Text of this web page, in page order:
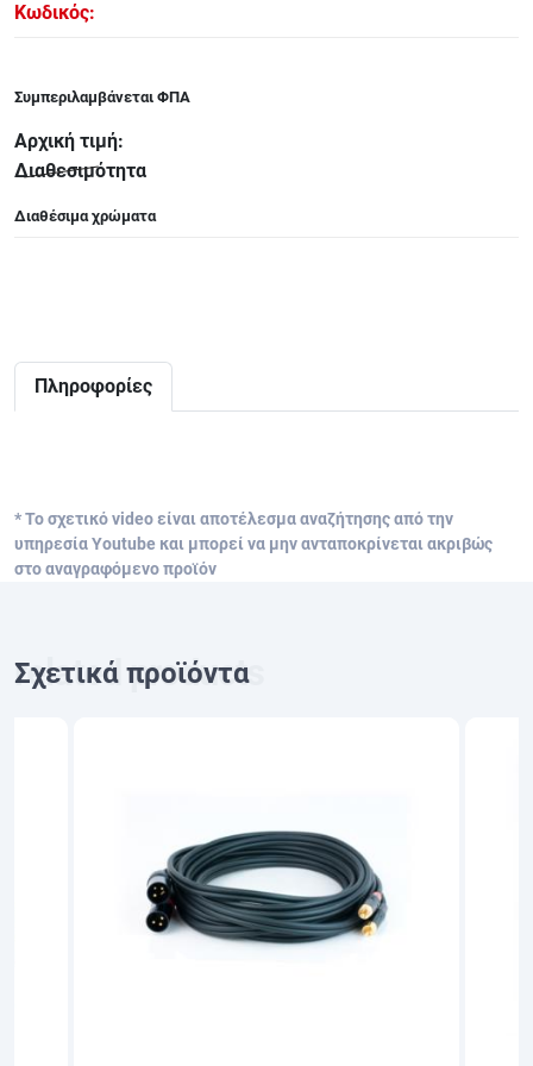
Κωδικός:
Συμπεριλαμβάνεται ΦΠΑ
Αρχική τιμή:
Διαθεσιμότητα
Διαθέσιμα χρώματα
Πληροφορίες
* Το σχετικό video είναι αποτέλεσμα αναζήτησης από την
υπηρεσία Youtube και μπορεί να μην ανταποκρίνεται ακριβώς
στο αναγραφόμενο προϊόν
Σχετικά προϊόντα
ΤΕΤΡΑΔΙΑ-DVD-CD